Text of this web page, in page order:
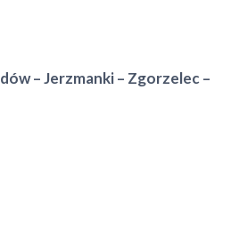
– Jerzmanki – Zgorzelec –